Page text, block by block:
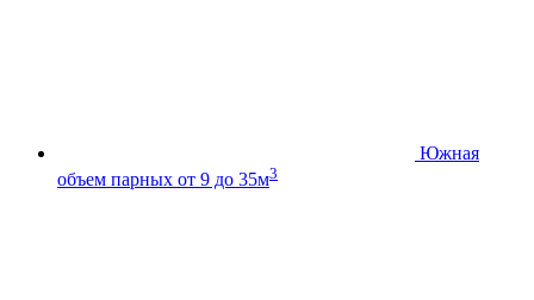
Южная
объем парных от 9 до 35м3